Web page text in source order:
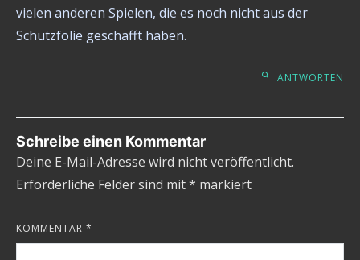
vielen anderen Spielen, die es noch nicht aus der
Schutzfolie geschafft haben.
ANTWORTEN
Schreibe einen Kommentar
Deine E-Mail-Adresse wird nicht veröffentlicht.
Erforderliche Felder sind mit* markiert
KOMMENTAR *